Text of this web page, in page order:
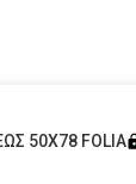
50Χ78 FOLIA